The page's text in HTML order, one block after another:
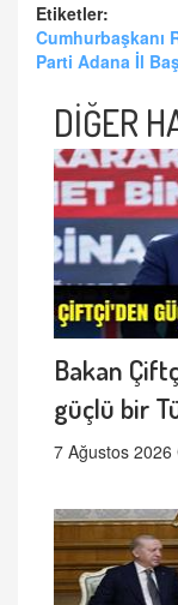
Etiketler:
Cumhurbaşkanı
Parti Adana İl
DİĞER
Bakan
güçlü bir
7 Ağustos 2026